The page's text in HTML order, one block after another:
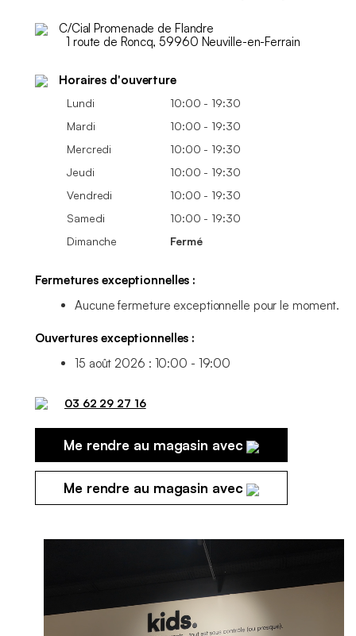
C/Cial Promenade de Flandre
1 route de Roncq, 59960 Neuville-en-Ferrain
Horaires d'ouverture
Lundi
Mardi
Mercredi
Jeudi
Vendredi
Samedi
Dimanche
10:00 - 19:30
10:00 - 19:30
10:00 - 19:30
10:00 - 19:30
10:00 - 19:30
10:00 - 19:30
Fermé
Fermetures exceptionnelles :
Aucune fermeture exceptionnelle pour le moment.
Ouvertures exceptionnelles :
15 août 2026 : 10:00 - 19:00
03 62 29 27 16
Me rendre au magasin avec
Me rendre au magasin avec